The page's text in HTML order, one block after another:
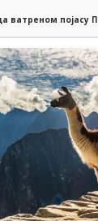
ватреном појасу